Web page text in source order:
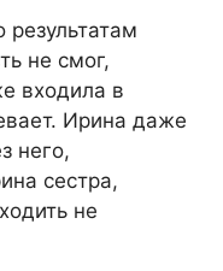
результатам
не смог,
входила в
Ирина даже
него,
сестра,
не